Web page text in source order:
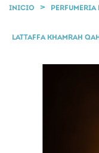
INICIO
LATTAFFA KHAMRAH